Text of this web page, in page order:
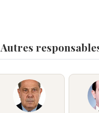
Autres